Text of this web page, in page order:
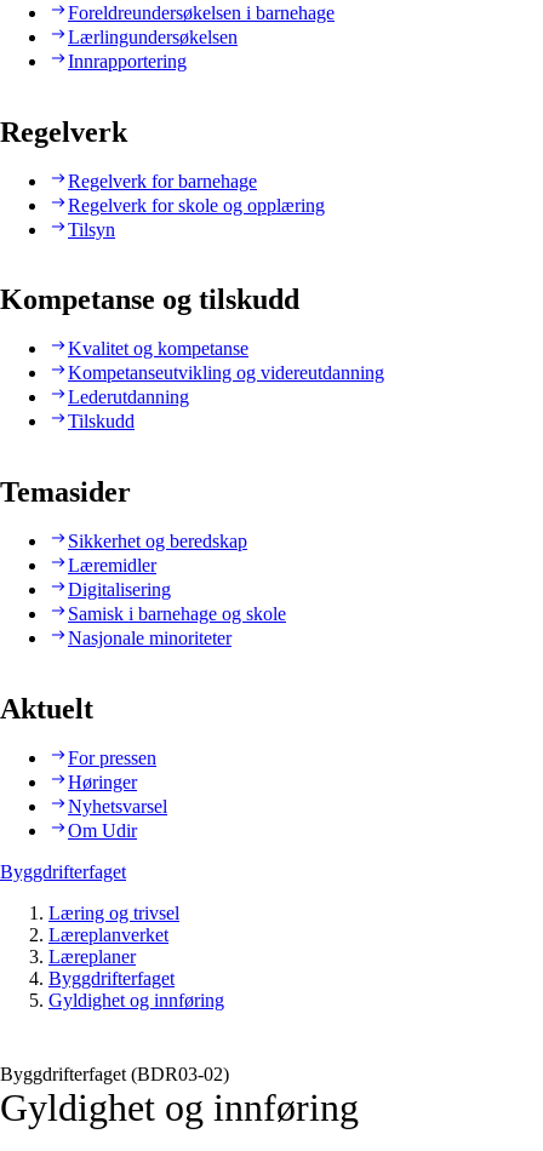
Foreldreundersøkelsen i barnehage
Lærlingundersøkelsen
Innrapportering
Regelverk
Regelverk for barnehage
Regelverk for skole og opplæring
Tilsyn
Kompetanse og tilskudd
Kvalitet og kompetanse
Kompetanseutvikling og videreutdanning
Lederutdanning
Tilskudd
Temasider
Sikkerhet og beredskap
Læremidler
Digitalisering
Samisk i barnehage og skole
Nasjonale minoriteter
Aktuelt
For pressen
Høringer
Nyhetsvarsel
Om Udir
Byggdrifterfaget
Læring og trivsel
Læreplanverket
Læreplaner
Byggdrifterfaget
Gyldighet og innføring
Byggdrifterfaget (BDR03‑02)
Gyldighet og innføring